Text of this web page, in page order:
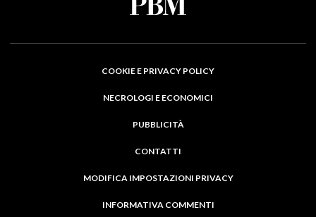
COOKIE E PRIVACY POLICY
NECROLOGI E ECONOMICI
PUBBLICITÀ
CONTATTI
MODIFICA IMPOSTAZIONI PRIVACY
INFORMATIVA COMMENTI